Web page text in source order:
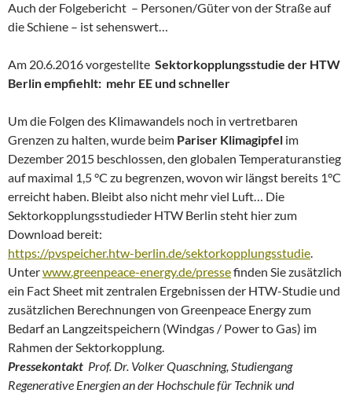
Auch der Folgebericht – Personen/Güter von der Straße auf
die Schiene – ist sehenswert…
Am 20.6.2016 vorgestellte Sektorkopplungsstudie der HTW
Berlin empfiehlt: mehr EE und schneller
Um die Folgen des Klimawandels noch in vertretbaren
Grenzen zu halten, wurde beim Pariser Klimagipfel im
Dezember 2015 beschlossen, den globalen Temperaturanstieg
auf maximal 1,5 °C zu begrenzen, wovon wir längst bereits 1°C
erreicht haben. Bleibt also nicht mehr viel Luft… Die
Sektorkopplungsstudieder HTW Berlin steht hier zum
Download bereit:
https://pvspeicher.htw-berlin.de/sektorkopplungsstudie.
Unterwww.greenpeace-energy.de/pressefinden Sie zusätzlich
ein Fact Sheet mit zentralen Ergebnissen der HTW-Studie und
zusätzlichen Berechnungen von Greenpeace Energy zum
Bedarf an Langzeitspeichern (Windgas / Power to Gas) im
Rahmen der Sektorkopplung.
Pressekontakt Prof. Dr. Volker Quaschning, Studiengang
Regenerative Energien an der Hochschule für Technik und